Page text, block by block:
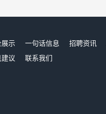
展示 一句话信息 招聘资讯
建议 联系我们